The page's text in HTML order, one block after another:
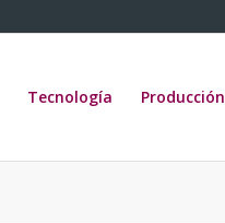
Tecnología Producción